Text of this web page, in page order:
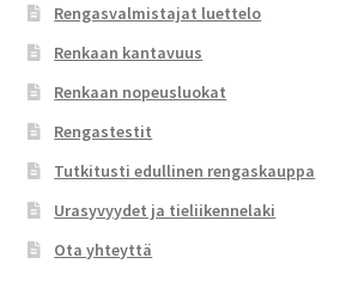
Rengasvalmistajat luettelo
Renkaan kantavuus
Renkaan nopeusluokat
Rengastestit
Tutkitusti edullinen rengaskauppa
Urasyvyydet ja tieliikennelaki
Ota yhteyttä